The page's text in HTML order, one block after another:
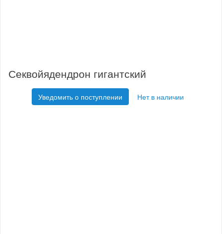
Секвойядендрон гигантский
Уведомить о поступлении Нет в наличии